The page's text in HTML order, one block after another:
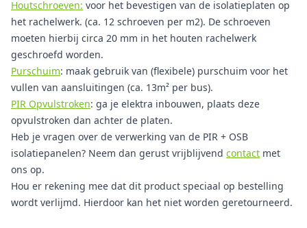
Houtschroeven: voor het bevestigen van de isolatieplaten op
het rachelwerk. (ca. 12 schroeven per m2). De schroeven
moeten hierbij circa 20 mm in het houten rachelwerk
geschroefd worden.
Purschuim: maak gebruik van (flexibele) purschuim voor het
vullen van aansluitingen (ca. 13m² per bus).
PIR Opvulstroken: ga je elektra inbouwen, plaats deze
opvulstroken dan achter de platen.
Heb je vragen over de verwerking van de PIR + OSB
isolatiepanelen? Neem dan gerust vrijblijvend contact met
ons op.
Hou er rekening mee dat dit product speciaal op bestelling
wordt verlijmd. Hierdoor kan het niet worden geretourneerd.